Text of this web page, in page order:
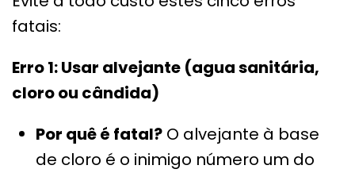
fatais:
Erro 1: Usar alvejante (agua sanitária,
cloro ou cândida)
Por quê é fatal? O alvejante à base
de cloro é o inimigo número um do